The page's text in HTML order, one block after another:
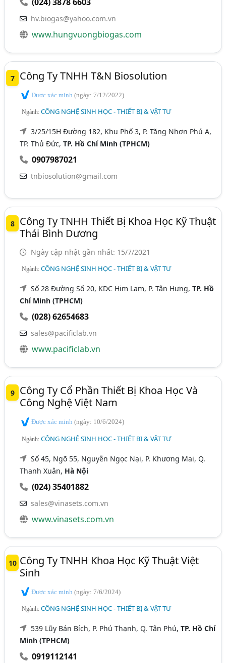
hv.biogas@yahoo.com.vn
www.hungvuongbiogas.com
7 Công Ty TNHH T&N Biosolution
Được xác minh(ngày: 7/12/2022)
Ngành:CÔNG NGHỆ SINH HỌC - THIẾT BỊ & VẬT TƯ
3/25/15H Đường 182, Khu Phố 3, P. Tăng Nhơn Phú A,
TP. Thủ Đức,TP. Hồ Chí Minh (TPHCM)
0907987021
tnbiosolution@gmail.com
8
Công Ty TNHH Thiết Bị Khoa Học Kỹ Thuật
Thái Bình Dương
Ngày cập nhật gần nhất: 15/7/2021
Ngành:CÔNG NGHỆ SINH HỌC - THIẾT BỊ & VẬT TƯ
Số 28 Đường Số 20, KDC Him Lam, P. Tân Hưng,TP. Hồ
Chí Minh (TPHCM)
(028) 62654683
sales@pacificlab.vn
www.pacificlab.vn
9
Công Ty Cổ Phần Thiết Bị Khoa Học Và
Công Nghệ Việt Nam
Được xác minh(ngày: 10/6/2024)
Ngành:CÔNG NGHỆ SINH HỌC - THIẾT BỊ & VẬT TƯ
Số 45, Ngõ 55, Nguyễn Ngọc Nại, P. Khương Mai, Q.
Thanh Xuân, Hà Nội
(024) 35401882
sales@vinasets.com.vn
www.vinasets.com.vn
10 Công Ty TNHH Khoa Học Kỹ Thuật Việt
Sinh
Được xác minh(ngày: 7/6/2024)
Ngành:CÔNG NGHỆ SINH HỌC - THIẾT BỊ & VẬT TƯ
539 Lũy Bán Bích, P. Phú Thạnh, Q. Tân Phú,TP. Hồ Chí
Minh (TPHCM)
0919112141